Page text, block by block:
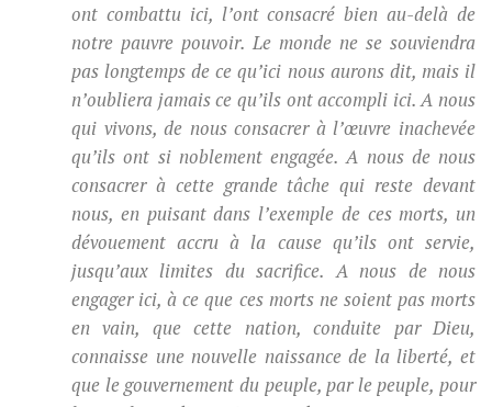
ont combattu ici, l’ont consacré bien au-delà de
notre pauvre pouvoir. Le monde ne se souviendra
pas longtemps de ce qu’ici nous aurons dit, mais il
n’oubliera jamais ce qu’ils ont accompli ici. A nous
qui vivons, de nous consacrer à l’œuvre inachevée
qu’ils ont si noblement engagée. A nous de nous
consacrer à cette grande tâche qui reste devant
nous, en puisant dans l’exemple de ces morts, un
dévouement accru à la cause qu’ils ont servie,
jusqu’aux limites du sacrifice. A nous de nous
engager ici, à ce que ces morts ne soient pas morts
en vain, que cette nation, conduite par Dieu,
connaisse une nouvelle naissance de la liberté, et
que le gouvernement du peuple, par le peuple, pour